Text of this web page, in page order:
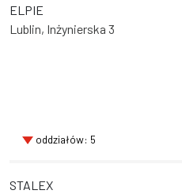
ELPIE
Lublin, Inżynierska 3
oddziałów: 5
STALEX